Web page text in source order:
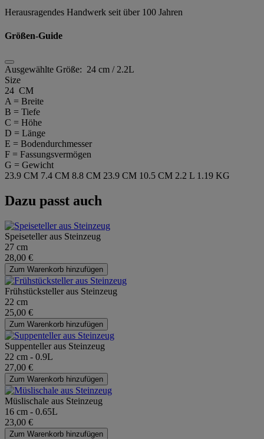
Herausragendes Handwerk seit über 100 Jahren
Größen-Guide
Ausgewählte Größe: 24 cm / 2.2L
Size
24 CM
A = Breite
B = Tiefe
C = Höhe
D = Länge
E = Bodendurchmesser
F = Fassungsvermögen
G = Gewicht
23.9 CM 7.4 CM 8.8 CM 23.9 CM 10.5 CM 2.2 L 1.19 KG
Dazu passt auch
Speiseteller aus Steinzeug
27 cm
28,00 €
Zum Warenkorb hinzufügen
Frühstücksteller aus Steinzeug
22 cm
25,00 €
Zum Warenkorb hinzufügen
Suppenteller aus Steinzeug
22 cm - 0.9L
27,00 €
Zum Warenkorb hinzufügen
Müslischale aus Steinzeug
16 cm - 0.65L
23,00 €
Zum Warenkorb hinzufügen